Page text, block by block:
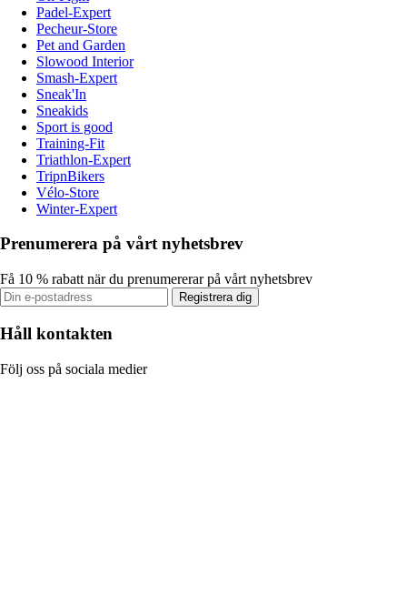
Padel-Expert
Pecheur-Store
Pet and Garden
Slowood Interior
Smash-Expert
Sneak'In
Sneakids
Sport is good
Training-Fit
Triathlon-Expert
TripnBikers
Vélo-Store
Winter-Expert
Prenumerera på vårt nyhetsbrev
Få 10 % rabatt när du prenumererar på vårt nyhetsbrev
Registrera dig
Håll kontakten
Följ oss på sociala medier